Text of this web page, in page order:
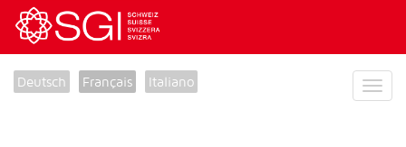
Deutsch Français Italiano